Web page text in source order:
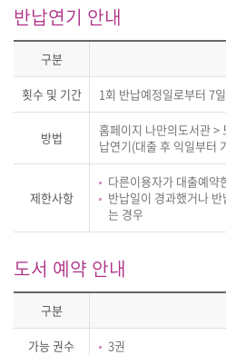
반납연기 안내
구분
횟수 및 기간 1회 반납예정일로부터 7
방법
홈페이지 나만의도서관 >
납연기(대출 후 익일부터
제한사항
다른이용자가 대출예약
반납일이 경과했거나
는 경우
도서 예약 안내
구분
가능 권수 3권